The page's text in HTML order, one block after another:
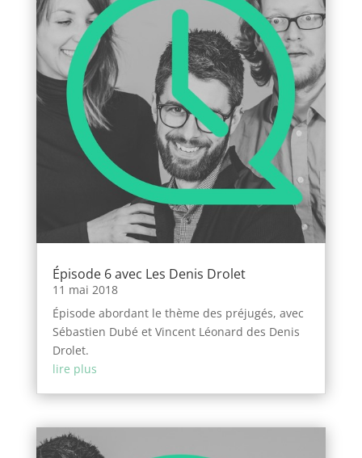
Épisode 6 avec Les Denis Drolet
11 mai 2018
Épisode abordant le thème des préjugés, avec
Sébastien Dubé et Vincent Léonard des Denis
Drolet.
lire plus